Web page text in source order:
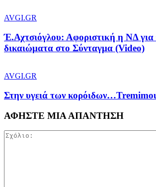
AVGI.GR
Έ.Αχτσιόγλου: Αφοριστική η ΝΔ για
δικαιώματα στο Σύνταγμα (Video)
AVGI.GR
Στην υγειά των
ΑΦΗΣΤΕ ΜΙΑ ΑΠΑΝΤΗΣΗ